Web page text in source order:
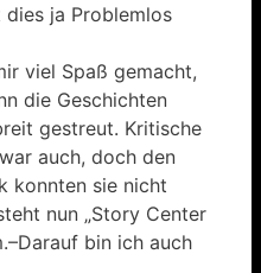
ja Problemlos
viel Spaß gemacht,
die Geschichten
gestreut. Kritische
auch, doch den
konnten sie nicht
nun „Story Center
bin ich auch